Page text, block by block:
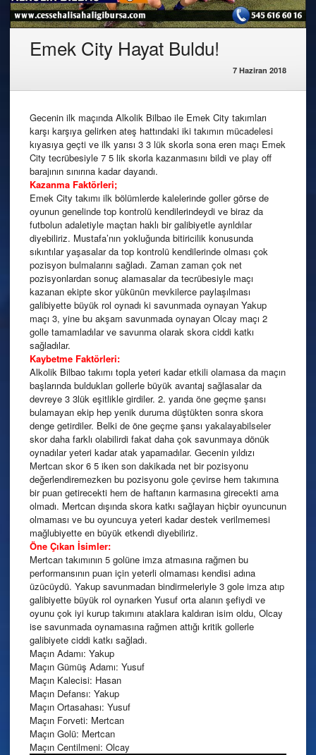
Emek City Hayat Buldu!
7 Haziran 2018
Gecenin ilk maçında Alkolik Bilbao ile Emek City takımları
karşı karşıya gelirken ateş hattındaki iki takımın mücadelesi
kıyasıya geçti ve ilk yarısı 3 3 lük skorla sona eren maçı Emek
City tecrübesiyle 7 5 lik skorla kazanmasını bildi ve play off
barajının sınırına kadar dayandı.
Kazanma Faktörleri;
Emek City takımı ilk bölümlerde kalelerinde goller görse de
oyunun genelinde top kontrolü kendilerindeydi ve biraz da
futbolun adaletiyle maçtan haklı bir galibiyetle ayrıldılar
diyebiliriz. Mustafa’nın yokluğunda bitiricilik konusunda
sıkıntılar yaşasalar da top kontrolü kendilerinde olması çok
pozisyon bulmalarını sağladı. Zaman zaman çok net
pozisyonlardan sonuç alamasalar da tecrübesiyle maçı
kazanan ekipte skor yükünün mevkilerce paylaşılması
galibiyette büyük rol oynadı ki savunmada oynayan Yakup
maçı 3, yine bu akşam savunmada oynayan Olcay maçı 2
golle tamamladılar ve savunma olarak skora ciddi katkı
sağladılar.
Kaybetme Faktörleri:
Alkolik Bilbao takımı topla yeteri kadar etkili olamasa da maçın
başlarında buldukları gollerle büyük avantaj sağlasalar da
devreye 3 3lük eşitlikle girdiler. 2. yarıda öne geçme şansı
bulamayan ekip hep yenik duruma düştükten sonra skora
denge getirdiler. Belki de öne geçme şansı yakalayabilseler
skor daha farklı olabilirdi fakat daha çok savunmaya dönük
oynadılar yeteri kadar atak yapamadılar. Gecenin yıldızı
Mertcan skor 6 5 iken son dakikada net bir pozisyonu
değerlendiremezken bu pozisyonu gole çevirse hem takımına
bir puan getirecekti hem de haftanın karmasına girecekti ama
olmadı. Mertcan dışında skora katkı sağlayan hiçbir oyuncunun
olmaması ve bu oyuncuya yeteri kadar destek verilmemesi
mağlubiyette en büyük etkendi diyebiliriz.
Öne Çıkan İsimler:
Mertcan takımının 5 golüne imza atmasına rağmen bu
performansının puan için yeterli olmaması kendisi adına
üzücüydü. Yakup savunmadan bindirmeleriyle 3 gole imza atıp
galibiyette büyük rol oynarken Yusuf orta alanın şefiydi ve
oyunu çok iyi kurup takımını ataklara kaldıran isim oldu, Olcay
ise savunmada oynamasına rağmen attığı kritik gollerle
galibiyete ciddi katkı sağladı.
Maçın Adamı: Yakup
Maçın Gümüş Adamı: Yusuf
Maçın Kalecisi: Hasan
Maçın Defansı: Yakup
Maçın Ortasahası: Yusuf
Maçın Forveti: Mertcan
Maçın Golü: Mertcan
Maçın Centilmeni: Olcay